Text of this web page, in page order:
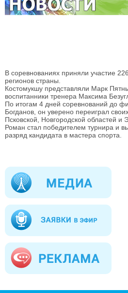
В соревнованиях приняли участие
регионов страны.
Костомукшу представляли Марк
воспитанники тренера Максима
По итогам 4 дней соревнований до
Богданов, он уверено переиграл
Псковской, Новгородской областей и
Роман стал победителем турнира и
разряд кандидата в мастера спорта.